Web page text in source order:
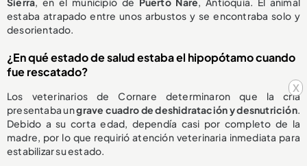
x
estaba atrapado entre unos arbustos y se encontraba solo y
desorientado.
¿En qué estado de salud estaba el hipopótamo cuando
fue rescatado?
Los veterinarios de Cornare determinaron que la cría
presentaba ungrave cuadro de deshidratación y desnutrición.
Debido a su corta edad, dependía casi por completo de la
madre, por lo que requirió atención veterinaria inmediata para
estabilizar su estado.